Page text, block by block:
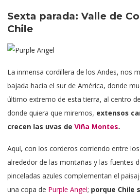
Sexta parada: Valle de
Chile
La inmensa cordillera de los Andes, nos
bajada hacia el sur de América, donde
último extremo de esta tierra, al centro
donde quiera que miremos, extensos
crecen las uvas de Viña Montes.
Aquí, con los corderos corriendo entre
alrededor de las montañas y las fuentes
pinceladas azules complementan el
una copa de Purple Angel; porque Chile